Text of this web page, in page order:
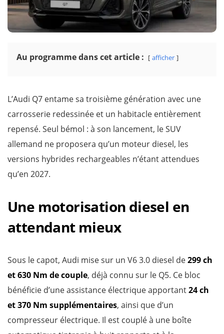
Au programme dans cet article : afficher
L’Audi Q7 entame sa troisième génération avec une
carrosserie redessinée et un habitacle entièrement
repensé. Seul bémol : à son lancement, le SUV
allemand ne proposera qu’un moteur diesel, les
versions hybrides rechargeables n’étant attendues
qu’en 2027.
Une motorisation diesel en
attendant mieux
Sous le capot, Audi mise sur un V6 3.0 diesel de299 ch
et 630 Nm de couple, déjà connu sur le Q5. Ce bloc
bénéficie d’une assistance électrique apportant24 ch
et 370 Nm supplémentaires, ainsi que d’un
compresseur électrique. Il est couplé à une boîte